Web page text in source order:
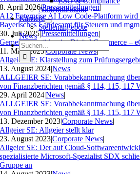
Aktienrückkauf
Karriere
Stellenangebote
News
Suche
nach:
8. April 2026|Pressemitteilungen|
A12 Enterprise AI Low Code-Plattform wird
Bayerisches Landesamt für Steuern und
30. Juli 2025|Pressemitteilungen|
Gemeinsam stärker im Digital Commerce –
11. März 2025|Corporate News|
Allgeier SE: Klarstellung zum
13. August 2024|News|
ALLGEIER SE: Vorabbekanntmachung
von Finanzberichten gemäß § 114, 115, 117
29. April 2024|News|
ALLGEIER SE: Vorabbekanntmachung
von Finanzberichten gemäß § 114, 115, 117
13. Dezember 2023|Corporate News|
Allgeier SE: Allgeier stellt klar
23. August 2023|Corporate News|
Allgeier SE: Der auf Cloud-
spezialisierte Microsoft-Spezialist SDX
Gruppe an